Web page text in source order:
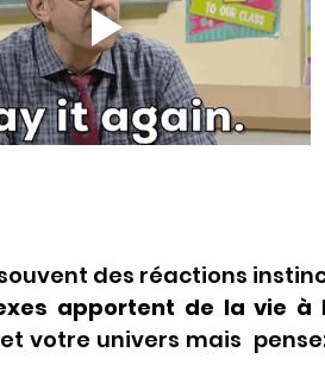
des réactions
apportent de la vie à
votre univers mais